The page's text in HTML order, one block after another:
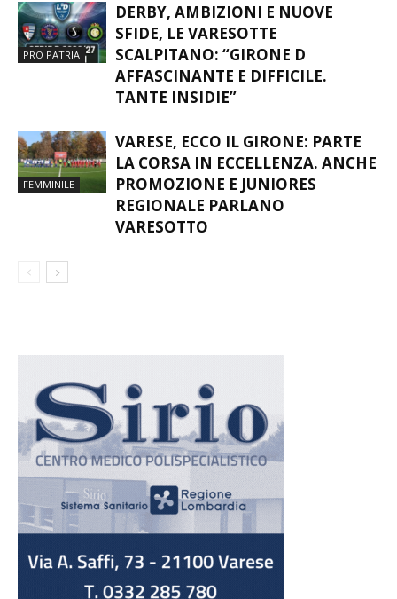
PRO PATRIA
DERBY, AMBIZIONI E NUOVE
SFIDE, LE VARESOTTE
SCALPITANO: “GIRONE D
AFFASCINANTE E DIFFICILE.
TANTE INSIDIE”
FEMMINILE
VARESE, ECCO IL GIRONE: PARTE
LA CORSA IN ECCELLENZA. ANCHE
PROMOZIONE E JUNIORES
REGIONALE PARLANO
VARESOTTO